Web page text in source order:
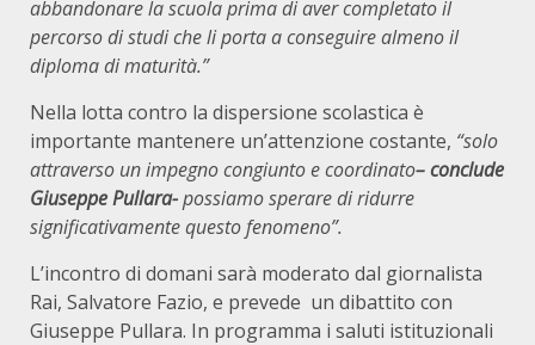
abbandonare la scuola prima di aver completato il
percorso di studi che li porta a conseguire almeno il
diploma di maturità.”
Nella lotta contro la dispersione scolastica è
importante mantenere un’attenzione costante, “solo
attraverso un impegno congiunto e coordinato– conclude
Giuseppe Pullara-possiamo sperare di ridurre
significativamente questo fenomeno”.
L’incontro di domani sarà moderato dal giornalista
Rai, Salvatore Fazio, e prevede un dibattito con
Giuseppe Pullara. In programma i saluti istituzionali